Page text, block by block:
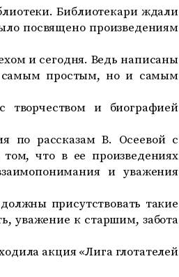
Библиотекари ждали
посвящено произведениям
и сегодня. Ведь написаны
самым простым, но и самым
творчеством и биографией
по рассказам В. Осеевой с
что в ее произведениях
и уважения
присутствовать такие
уважение к старшим, забота
акция «Лига глотателей